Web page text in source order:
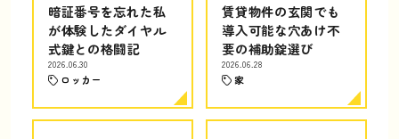
暗証番号を忘れた私
が体験したダイヤル
式鍵との格闘記
2026.06.30
ロッカー
賃貸物件の玄関でも
導入可能な穴あけ不
要の補助錠選び
2026.06.28
家